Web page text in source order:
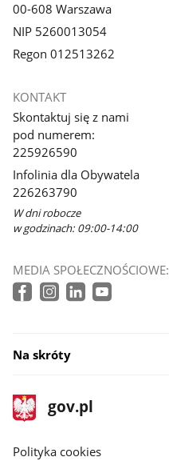
00-608 Warszawa
NIP 5260013054
Regon 012513262
KONTAKT
Skontaktuj się z nami
pod numerem:
225926590
Infolinia dla Obywatela
226263790
W dni robocze
w godzinach: 09:00-14:00
MEDIA SPOŁECZNOŚCIOWE:
Na skróty
stopka
gov.pl
Strona
gov.pl
gov.pl
Polityka cookies